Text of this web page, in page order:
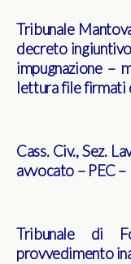
Tribunale
decreto
impugnazione –
lettura file firmati
Cass. Civ., Sez.
avvocato – PEC
Tribunale di
provvedimento